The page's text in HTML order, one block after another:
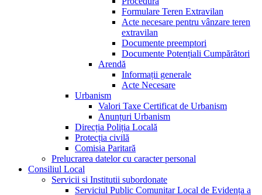
Formulare Teren Extravilan
Acte necesare pentru vânzare teren
extravilan
Documente preemptori
Documente Potențiali Cumpărători
Arendă
Informații generale
Acte Necesare
Urbanism
Valori Taxe Certificat de Urbanism
Anunțuri Urbanism
Direcția Poliția Locală
Protecția civilă
Comisia Paritară
Prelucrarea datelor cu caracter personal
Consiliul Local
Servicii si Institutii subordonate
Serviciul Public Comunitar Local de Evidența a